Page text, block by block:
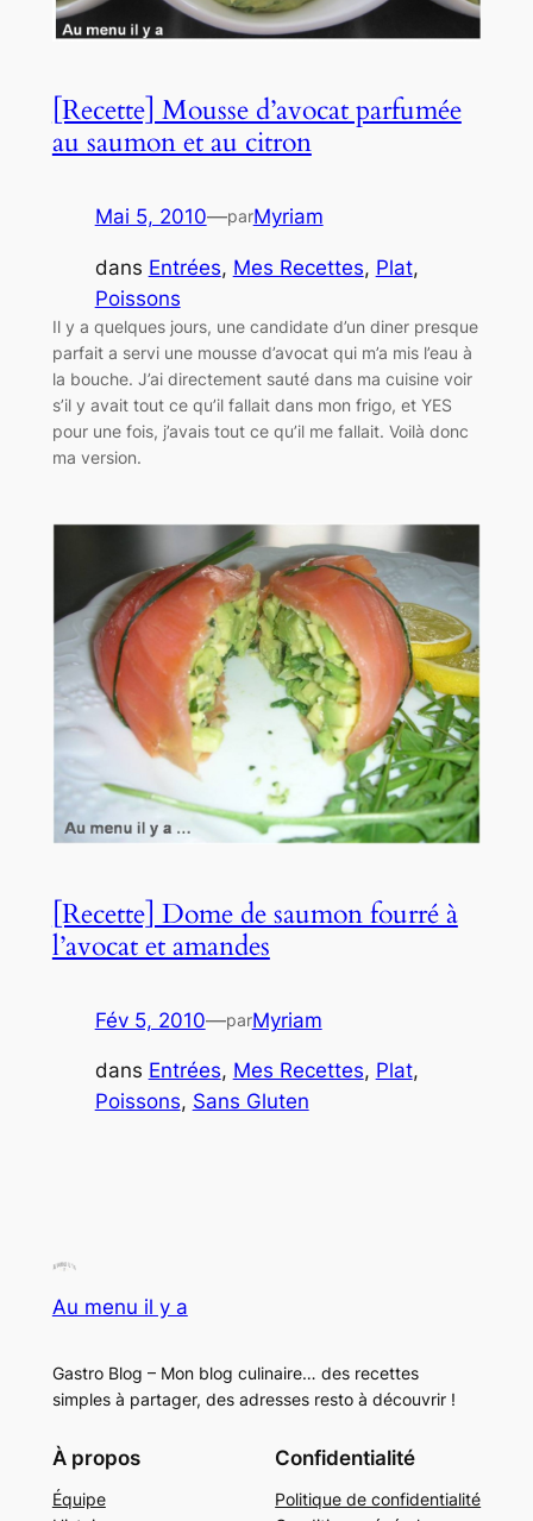
[Recette] Mousse d’avocat parfumée
au saumon et au citron
Mai 5, 2010—parMyriam
dans Entrées, Mes Recettes, Plat
Poissons
Il y a quelques jours, une candidate d’un diner presque
parfait a servi une mousse d’avocat qui m’a mis l’eau à
la bouche. J’ai directement sauté dans ma cuisine voir
s’il y avait tout ce qu’il fallait dans mon frigo, et YES
pour une fois, j’avais tout ce qu’il me fallait. Voilà donc
ma version.
[Recette] Dome de saumon fourré à
l’avocat et amandes
Fév 5, 2010—parMyriam
dans Entrées, Mes Recettes, Plat
Poissons, Sans Gluten
Au menu il y a
Gastro Blog – Mon blog culinaire… des recettes
simples à partager, des adresses resto à découvrir !
À propos
Équipe
Confidentialité
Politique de confidentialité